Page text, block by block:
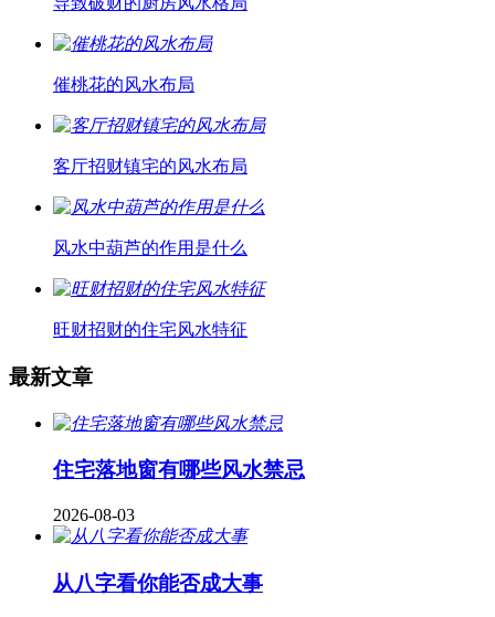
催桃花的风水布局
客厅招财镇宅的风水布局
风水中葫芦的作用是什么
旺财招财的住宅风水特征
最新文章
住宅落地窗有哪些风水禁忌
2026-08-03
从八字看你能否成大事